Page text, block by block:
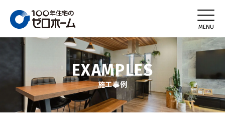
EXAMPLES
施工事例